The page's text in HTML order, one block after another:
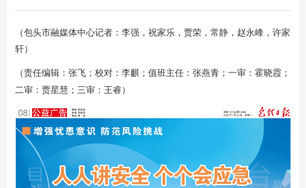
（包头市融媒体中心记者：李强，祝家乐，贾荣，常静，赵永峰，许家
轩）
（责任编辑：张飞；校对：李麒；值班主任：张燕青；一审： 霍晓霞 ；
二审：贾星慧；三审：王睿）